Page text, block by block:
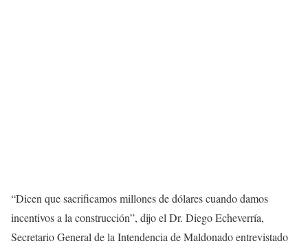
“Dicen que sacrificamos millones de dólares cuando damos
incentivos a la construcción”, dijo el Dr. Diego Echeverría,
Secretario General de la Intendencia de Maldonado entrevistado